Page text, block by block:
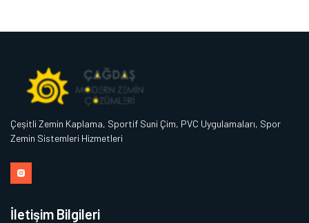
Çeşitli Zemin Kaplama, Sportif Suni Çim, PVC Uygulamaları, Spor
Zemin Sistemleri Hizmetleri
İletişim Bilgileri